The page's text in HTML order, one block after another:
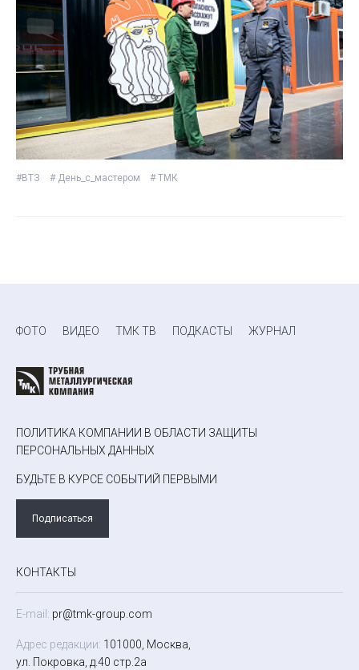
#ВТЗ # День_с_мастером # ТМК
ФОТО ВИДЕО ТМК ТВ ПОДКАСТЫ ЖУРНАЛ
ПОЛИТИКА КОМПАНИИ В ОБЛАСТИ ЗАЩИТЫ
ПЕРСОНАЛЬНЫХ ДАННЫХ
БУДЬТЕ В КУРСЕ СОБЫТИЙ ПЕРВЫМИ
Подписаться
КОНТАКТЫ
E-mail: pr@tmk-group.com
Адрес редакции: 101000, Москва,
ул. Покровка, д.40 стр.2а